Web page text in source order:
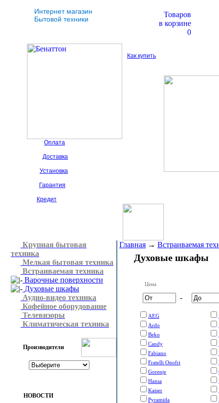
Интернет магазин
Бытовой техники
Товаров
в корзине
0
Как купить
Оплата
Доставка
Установка
Гарантия
Кредит
Крупная бытовая
техника
Мелкая бытовая техника
Встраиваемая техника
Варочные поверхности
Духовые шкафы
Аудио-видео техника
Кофейное оборудование
Телевизоры
Климатическая техника
Производители
НОВОСТИ
Главная → Встраиваемая
Духовые шкафы
Цена
-
AEG
Ardo
Beko
Candy
Fabiano
Fratelli Onofri
Gorenje
Hansa
Kaiser
Pyramida